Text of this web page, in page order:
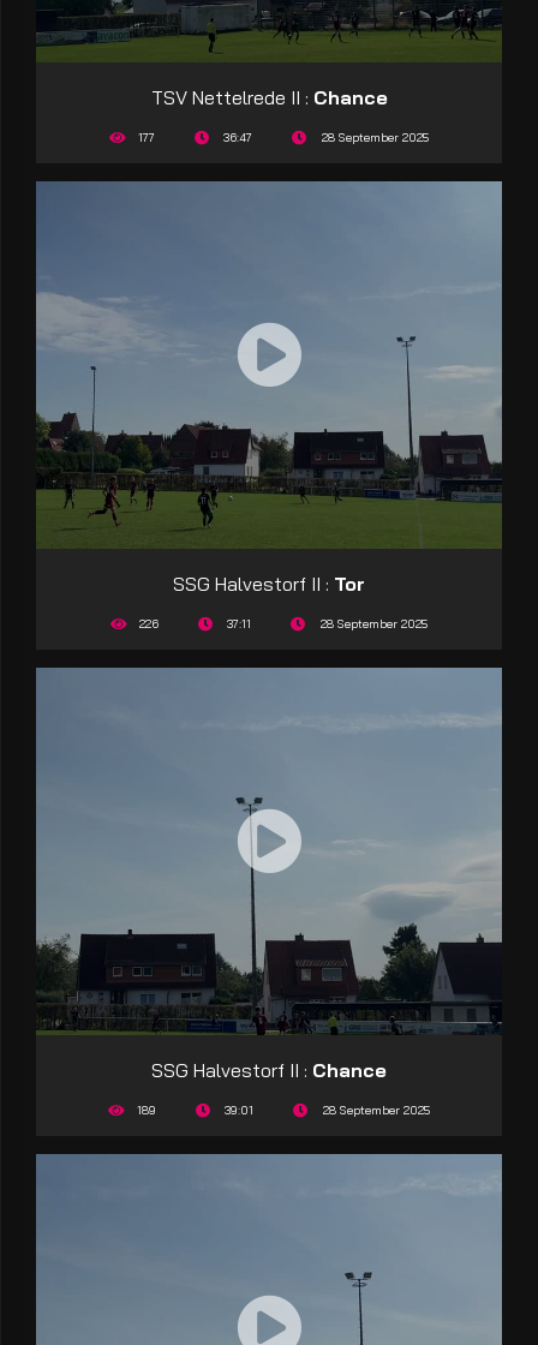
TSV Nettelrede II : Chance
177 36:47 28 September 2025
SSG Halvestorf II : Tor
226 37:11 28 September 2025
SSG Halvestorf II : Chance
189 39:01 28 September 2025